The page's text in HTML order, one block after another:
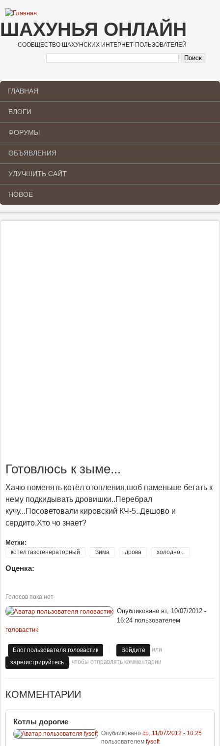
Перейти к основному содержанию
ШАХУНЬЯ ОНЛАЙН
СООБЩЕСТВО ШАХУНСКИХ ИНТЕРНЕТ-ПОЛЬЗОВАТЕЛЕЙ
Main menu
ГЛАВНАЯ
БЛОГИ
ФОРУМЫ
ОБЪЯВЛЕНИЯ
УЛУЧШИТЬ САЙТ
НОВОЕ
Готовлюсь к зыме...
Хачю поменять котёл отопления,шоб паменьше бегать к
нему подкидывать дровишки..Перебрал
кучу...Посоветовали кировский КЧ-5..Дешово и
сердито.Хто чо знает?
Метки:
котел газогенераторный Зима дрова холодно...
Оценка:
Голосов пока нет
Опубликовано вт, 10/07/2012 -
16:24пользователем
головастик
Блог пользователя головастик Войдите
или
зарегистрируйтесь
, чтобы отправлять комментарии
КОММЕНТАРИИ
Котлы дорогие
Опубликовано ср, 11/07/2012 - 10:25
пользователем fysoft